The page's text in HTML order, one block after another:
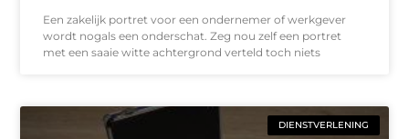
Een zakelijk portret voor een ondernemer of werkgever
wordt nogals een onderschat. Zeg nou zelf een portret
met een saaie witte achtergrond verteld toch niets
DIENSTVERLENING